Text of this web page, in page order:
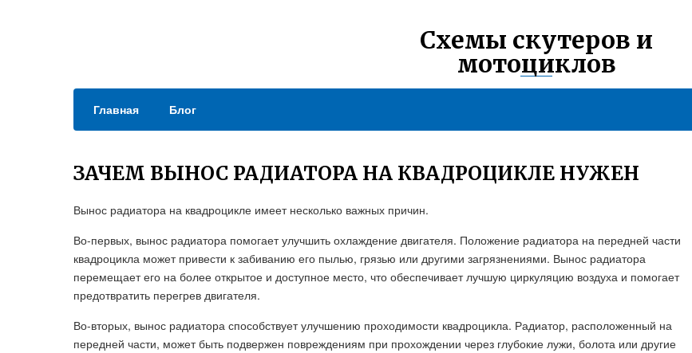
Схемы скутеров и
мотоциклов
Главная Блог
ЗАЧЕМ ВЫНОС РАДИАТОРА НА КВАДРОЦИКЛЕ НУЖЕН
Вынос радиатора на квадроцикле имеет несколько важных причин.
Во-первых, вынос радиатора помогает улучшить охлаждение двигателя. Положение радиатора на передней части
квадроцикла может привести к забиванию его пылью, грязью или другими загрязнениями. Вынос радиатора
перемещает его на более открытое и доступное место, что обеспечивает лучшую циркуляцию воздуха и помогает
предотвратить перегрев двигателя.
Во-вторых, вынос радиатора способствует улучшению проходимости квадроцикла. Радиатор, расположенный на
передней части, может быть подвержен повреждениям при прохождении через глубокие лужи, болота или другие